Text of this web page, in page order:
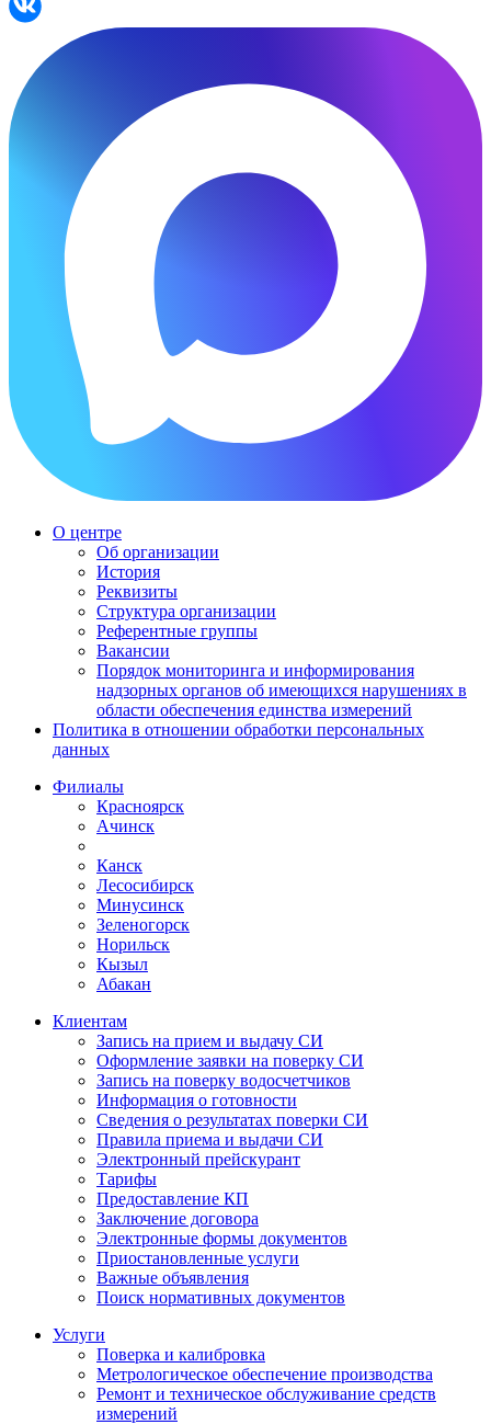
О центре
Об организации
История
Реквизиты
Структура организации
Референтные группы
Вакансии
Порядок мониторинга и информирования
надзорных органов об имеющихся нарушениях в
области обеспечения единства измерений
Политика в отношении обработки персональных
данных
Филиалы
Красноярск
Ачинск
Канск
Лесосибирск
Минусинск
Зеленогорск
Норильск
Кызыл
Абакан
Клиентам
Запись на прием и выдачу СИ
Оформление заявки на поверку СИ
Запись на поверку водосчетчиков
Информация о готовности
Сведения о результатах поверки СИ
Правила приема и выдачи СИ
Электронный прейскурант
Тарифы
Предоставление КП
Заключение договора
Электронные формы документов
Приостановленные услуги
Важные объявления
Поиск нормативных документов
Услуги
Поверка и калибровка
Метрологическое обеспечение производства
Ремонт и техническое обслуживание средств
измерений